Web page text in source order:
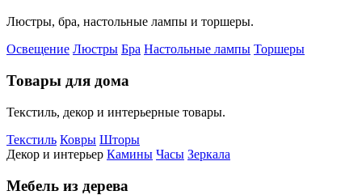
Люстры, бра, настольные лампы и торшеры.
Освещение Люстры Бра Настольные лампы Торшеры
Товары для дома
Текстиль, декор и интерьерные товары.
Текстиль Ковры Шторы
Декор и интерьер Камины Часы Зеркала
Мебель из дерева